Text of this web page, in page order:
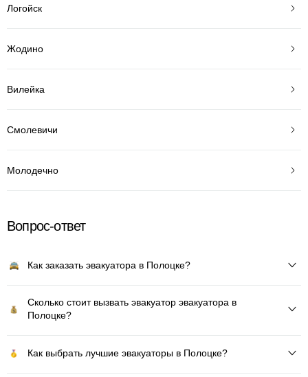
Логойск
Жодино
Вилейка
Смолевичи
Молодечно
Вопрос-ответ
Как заказать эвакуатора в Полоцке?
Сколько стоит вызвать эвакуатор эвакуатора в
Полоцке?
Как выбрать лучшие эвакуаторы в Полоцке?